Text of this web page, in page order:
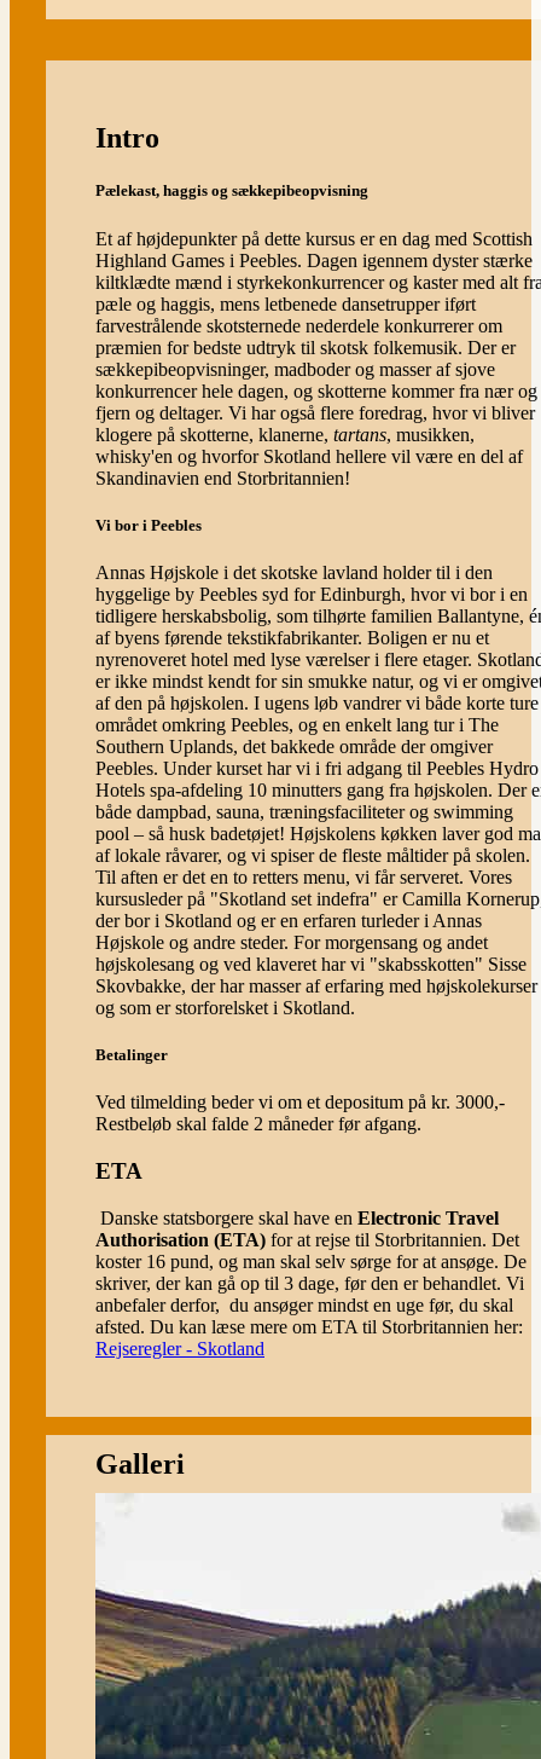
Intro
Pælekast, haggis og sækkepibeopvisning
Et af højdepunkter på dette kursus er en dag med Scottish
Highland Games i Peebles. Dagen igennem dyster stærke
kiltklædte mænd i styrkekonkurrencer og kaster med alt
pæle og haggis, mens letbenede dansetrupper iført
farvestrålende skotsternede nederdele konkurrerer om
præmien for bedste udtryk til skotsk folkemusik. Der er
sækkepibeopvisninger, madboder og masser af sjove
konkurrencer hele dagen, og skotterne kommer fra nær og
fjern og deltager. Vi har også flere foredrag, hvor vi bliver
klogere på skotterne, klanerne, tartans, musikken,
whisky'en og hvorfor Skotland hellere vil være en del af
Skandinavien end Storbritannien!
Vi bor i Peebles
Annas Højskole i det skotske lavland holder til i den
hyggelige by Peebles syd for Edinburgh, hvor vi bor i en
tidligere herskabsbolig, som tilhørte familien Ballantyne,
af byens førende tekstikfabrikanter. Boligen er nu et
nyrenoveret hotel med lyse værelser i flere etager.
er ikke mindst kendt for sin smukke natur, og vi er
af den på højskolen. I ugens løb vandrer vi både korte
området omkring Peebles, og en enkelt lang tur i The
Southern Uplands, det bakkede område der omgiver
Peebles. Under kurset har vi i fri adgang til Peebles Hydro
Hotels spa-afdeling 10 minutters gang fra højskolen. Der
både dampbad, sauna, træningsfaciliteter og swimming
pool – så husk badetøjet! Højskolens køkken laver god
af lokale råvarer, og vi spiser de fleste måltider på skolen.
Til aften er det en to retters menu, vi får serveret. Vores
kursusleder på "Skotland set indefra" er Camilla
der bor i Skotland og er en erfaren turleder i Annas
Højskole og andre steder. For morgensang og andet
højskolesang og ved klaveret har vi "skabsskotten" Sisse
Skovbakke, der har masser af erfaring med højskolekurser
og som er storforelsket i Skotland.
Betalinger
Ved tilmelding beder vi om et depositum på kr. 3000,-
Restbeløb skal falde 2 måneder før afgang.
ETA
Danske statsborgere skal have en Electronic Travel
Authorisation (ETA) for at rejse til Storbritannien. Det
koster 16 pund, og man skal selv sørge for at ansøge. De
skriver, der kan gå op til 3 dage, før den er behandlet. Vi
anbefaler derfor, du ansøger mindst en uge før, du skal
afsted. Du kan læse mere om ETA til Storbritannien her:
Rejseregler - Skotland
Galleri